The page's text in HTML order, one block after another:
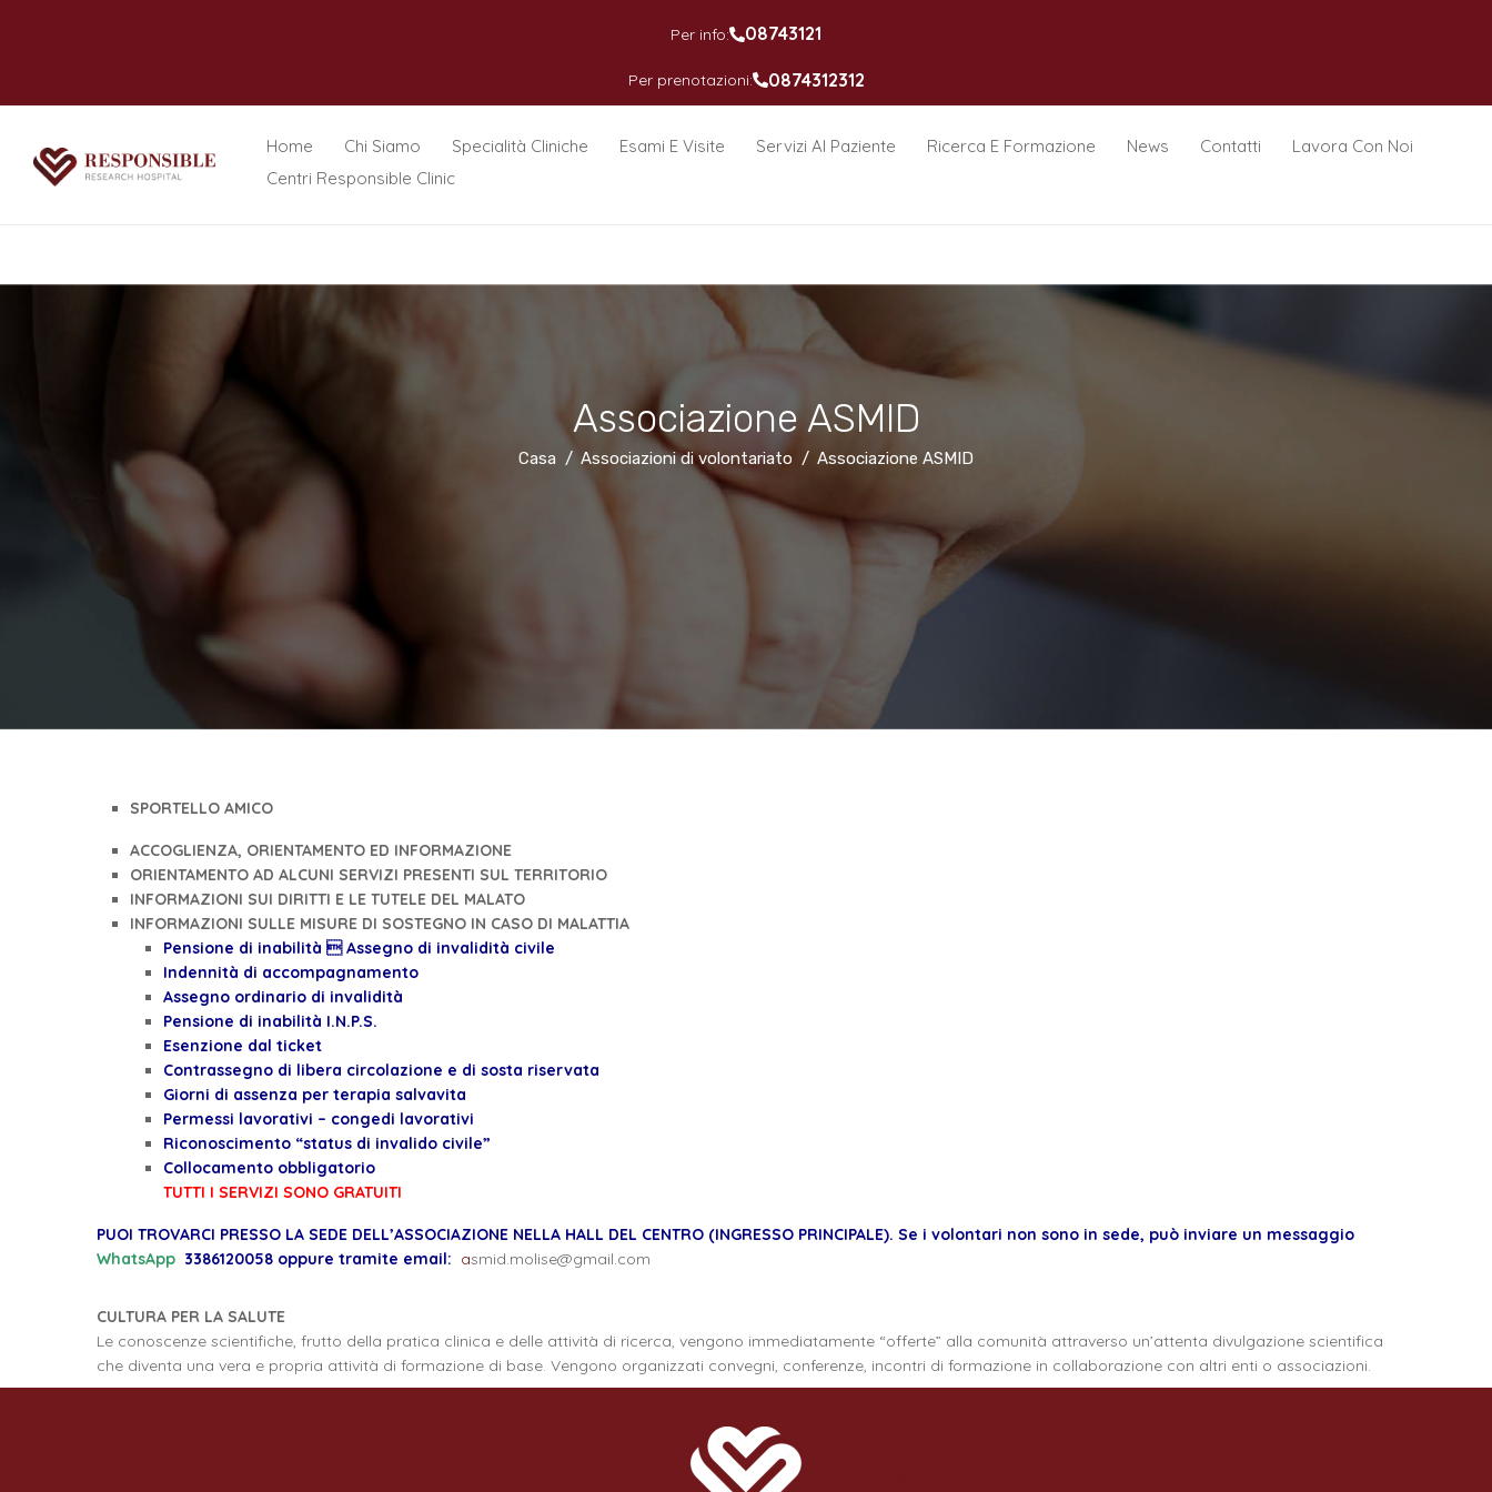
Per info: 08743121
Per prenotazioni: 0874312312
Home Chi Siamo Specialità Cliniche Esami E Visite Servizi Al Paziente Ricerca E Formazione News Contatti
Lavora Con Noi
Centri Responsible Clinic
Associazione ASMID
Casa Associazioni di volontariato Associazione ASMID
SPORTELLO AMICO
ACCOGLIENZA, ORIENTAMENTO ED INFORMAZIONE
ORIENTAMENTO AD ALCUNI SERVIZI PRESENTI SUL TERRITORIO
INFORMAZIONI SUI DIRITTI E LE TUTELE DEL MALATO
INFORMAZIONI SULLE MISURE DI SOSTEGNO IN CASO DI MALATTIA
Pensione di inabilità  Assegno di invalidità civile
Indennità di accompagnamento
Assegno ordinario di invalidità
Pensione di inabilità I.N.P.S.
Esenzione dal ticket
Contrassegno di libera circolazione e di sosta riservata
Giorni di assenza per terapia salvavita
Permessi lavorativi – congedi lavorativi
Riconoscimento “status di invalido civile”
Collocamento obbligatorio
TUTTI I SERVIZI SONO GRATUITI
PUOI TROVARCI PRESSO LA SEDE DELL’ASSOCIAZIONE NELLA HALL DEL CENTRO (INGRESSO PRINCIPALE). Se i volontari non sono in sede, può inviare un messaggio
WhatsApp 3386120058 oppure tramite email: asmid.molise@gmail.com
CULTURA PER LA SALUTE
Le conoscenze scientifiche, frutto della pratica clinica e delle attività di ricerca, vengono immediatamente “offerte” alla comunità attraverso un’attenta divulgazione scientifica
che diventa una vera e propria attività di formazione di base. Vengono organizzati convegni, conferenze, incontri di formazione in collaborazione con altri enti o associazioni.